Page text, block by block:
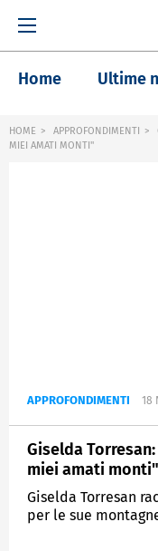
Home Ultime
HOME APPROFONDIMENTI
MIEI AMATI MONTI"
APPROFONDIMENTI 18
Giselda
miei amati monti"
Giselda Torresan
per le sue